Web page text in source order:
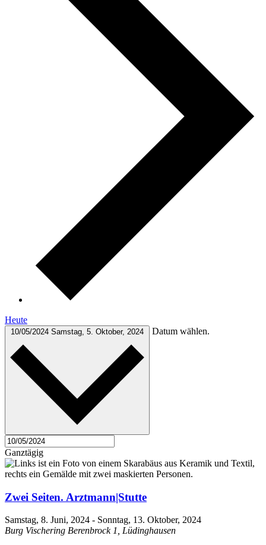
Heute
10/05/2024 Samstag, 5. Oktober, 2024 Datum wählen.
Ganztägig
Zwei Seiten. Arztmann|Stutte
Samstag, 8. Juni, 2024 - Sonntag, 13. Oktober, 2024
Burg Vischering Berenbrock 1, Lüdinghausen